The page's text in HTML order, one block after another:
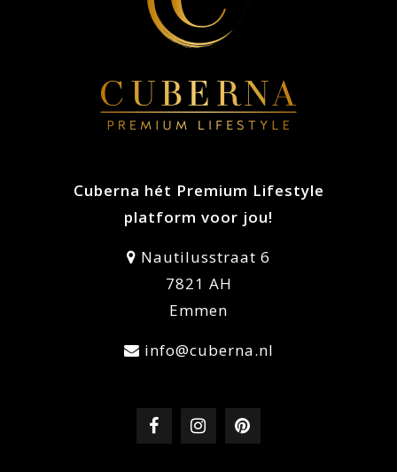
Cuberna hét Premium Lifestyle
platform voor jou!
Nautilusstraat 6
7821 AH
Emmen
info@cuberna.nl